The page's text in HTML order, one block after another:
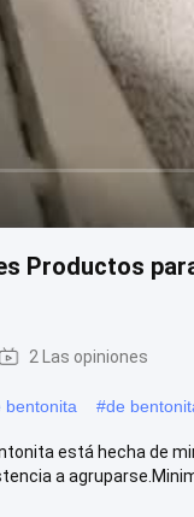
Productos
2 Las opiniones
bentonita #de
está hecha de
a